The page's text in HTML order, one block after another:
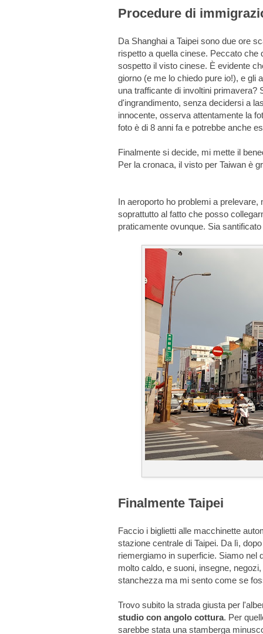
Procedure di
Da Shanghai a Taipei sono due ore
rispetto a quella cinese. Peccato
sospetto il visto cinese. È evidente
giorno (e me lo chiedo pure io!), e gli
una trafficante di involtini primavera?
d'ingrandimento, senza decidersi a
innocente, osserva attentamente la
foto è di 8 anni fa e potrebbe anche
Finalmente si decide, mi mette il
Per la cronaca, il visto per Taiwan è
In aeroporto ho problemi a
soprattutto al fatto che posso
praticamente ovunque. Sia
Finalmente Taipei
Faccio i biglietti alle macchinette
stazione centrale di Taipei. Da lì,
riemergiamo in superficie. Siamo nel
molto caldo, e suoni, insegne,
stanchezza ma mi sento come se
Trovo subito la strada giusta per
studio con angolo cottura. Per
sarebbe stata una stamberga